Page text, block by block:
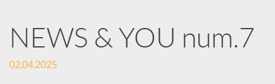
i
r
NEWS & YOU num.7
02.04.2025